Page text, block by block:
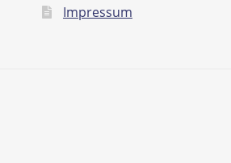
Impressum